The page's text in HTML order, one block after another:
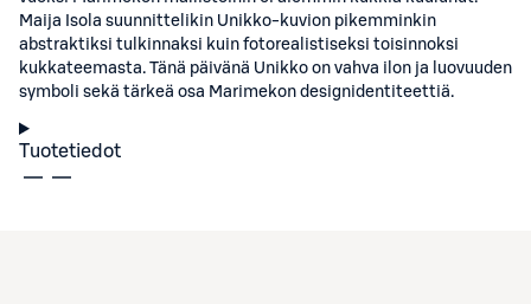
Maija Isola suunnittelikin Unikko-kuvion pikemminkin
abstraktiksi tulkinnaksi kuin fotorealistiseksi toisinnoksi
kukkateemasta. Tänä päivänä Unikko on vahva ilon ja luovuuden
symboli sekä tärkeä osa Marimekon designidentiteettiä.
Tuotetiedot